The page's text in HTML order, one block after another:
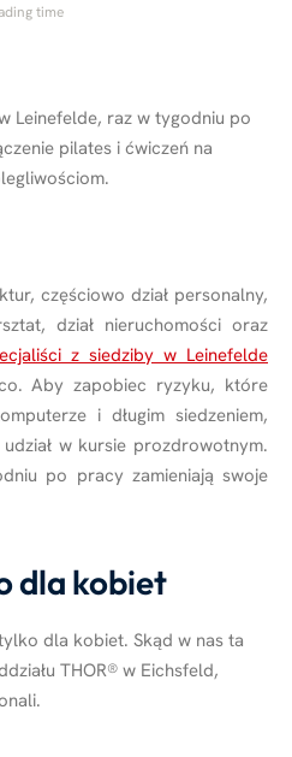
time
Leinefelde, raz w tygodniu po
pilates i ćwiczeń na
częściowo dział personalny,
dział nieruchomości oraz
z siedziby w Leinefelde
Aby zapobiec ryzyku, które
i długim siedzeniem,
w kursie prozdrowotnym.
po pracy zamieniają swoje
dla kobiet
dla kobiet. Skąd w nas ta
THOR® w Eichsfeld,